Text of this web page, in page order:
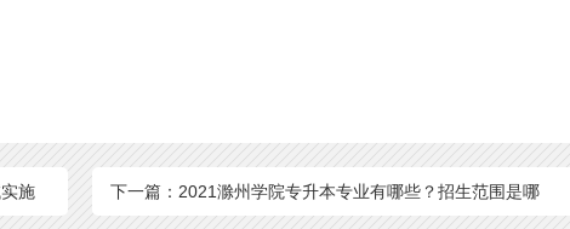
施 下一篇：2021滁州学院专升本专业有哪些？招生范围是哪